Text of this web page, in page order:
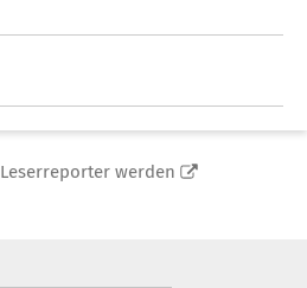
Leserreporter werden